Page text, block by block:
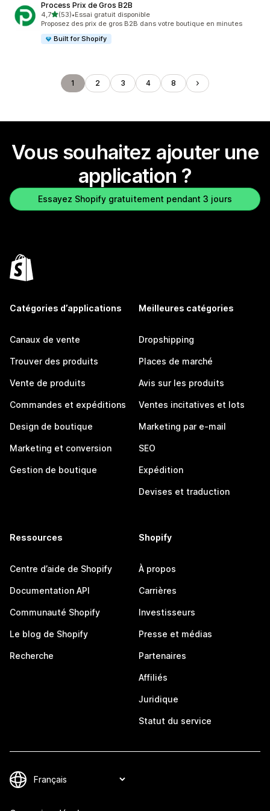
Process Prix de Gros B2B
4,7étoile(s) sur 5
(53)
53 avis au total
•Essai gratuit disponible
Proposez des prix de gros B2B dans votre boutique en minutes
Built for Shopify
1 2 3 4 8
Vous souhaitez ajouter une
application ?
Essayez Shopify gratuitement pendant 3 jours
Catégories d’applications
Canaux de vente
Trouver des produits
Vente de produits
Commandes et expéditions
Design de boutique
Marketing et conversion
Gestion de boutique
Meilleures catégories
Dropshipping
Places de marché
Avis sur les produits
Ventes incitatives et lots
Marketing par e-mail
SEO
Expédition
Devises et traduction
Ressources
Centre d’aide de Shopify
Documentation API
Communauté Shopify
Le blog de Shopify
Recherche
Shopify
À propos
Carrières
Investisseurs
Presse et médias
Partenaires
Affiliés
Juridique
Statut du service